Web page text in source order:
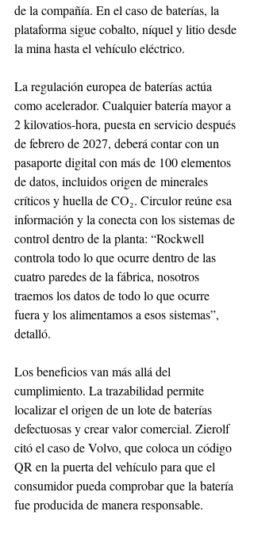
de la compañía. En el caso de baterías, la
plataforma sigue cobalto, níquel y litio desde
la mina hasta el vehículo eléctrico.
La regulación europea de baterías actúa
como acelerador. Cualquier batería mayor a
2 kilovatios-hora, puesta en servicio después
de febrero de 2027, deberá contar con un
pasaporte digital con más de 100 elementos
de datos, incluidos origen de minerales
críticos y huella de CO₂. Circulor reúne esa
información y la conecta con los sistemas de
control dentro de la planta: “Rockwell
controla todo lo que ocurre dentro de las
cuatro paredes de la fábrica, nosotros
traemos los datos de todo lo que ocurre
fuera y los alimentamos a esos sistemas”,
detalló.
Los beneficios van más allá del
cumplimiento. La trazabilidad permite
localizar el origen de un lote de baterías
defectuosas y crear valor comercial. Zierolf
citó el caso de Volvo, que coloca un código
QR en la puerta del vehículo para que el
consumidor pueda comprobar que la batería
fue producida de manera responsable.